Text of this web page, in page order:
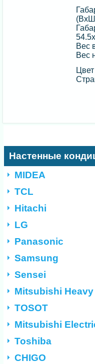
Вес
Вес
Настенные
MIDEA
TCL
Hitachi
LG
Panasonic
Samsung
Sensei
Mitsubishi Heavy
TOSOT
Mitsubishi
Toshiba
CHIGO